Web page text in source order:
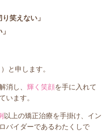
笑えない」
と申します。
消し、 輝く笑顔を手に入れて
います。
以上の矯正治療を手掛け、イン
バイダーであるわたくしで